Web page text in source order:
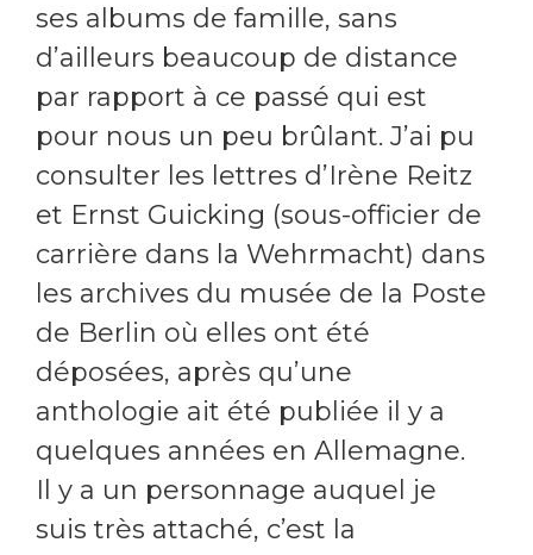
ses albums de famille, sans
d’ailleurs beaucoup de distance
par rapport à ce passé qui est
pour nous un peu brûlant. J’ai pu
consulter les lettres d’Irène Reitz
et Ernst Guicking (sous-officier de
carrière dans la Wehrmacht) dans
les archives du musée de la Poste
de Berlin où elles ont été
déposées, après qu’une
anthologie ait été publiée il y a
quelques années en Allemagne.
Il y a un personnage auquel je
suis très attaché, c’est la